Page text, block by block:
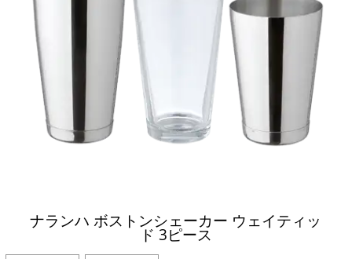
ナランハ ボストンシェーカー ウェイティッ
ド 3ピース